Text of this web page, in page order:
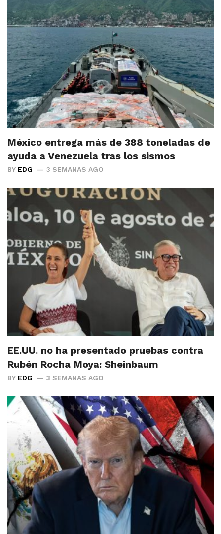
México entrega más de 388 toneladas de
ayuda a Venezuela tras los sismos
BY EDG 3 SEMANAS AGO
EE.UU. no ha presentado pruebas contra
Rubén Rocha Moya: Sheinbaum
BY EDG 3 SEMANAS AGO